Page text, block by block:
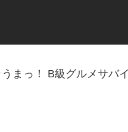
まっ！ B級グルメサバ